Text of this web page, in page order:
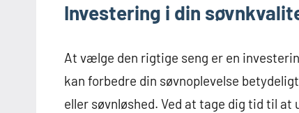
Investering i din
At vælge den rigtige seng er en
kan forbedre din søvnoplevelse
eller søvnløshed. Ved at tage dig tid til